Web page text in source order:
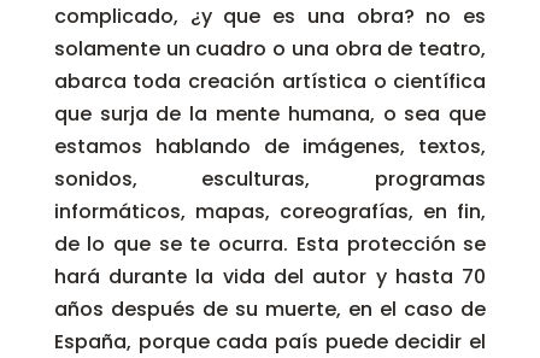
complicado, ¿y que es una obra? no es
solamente un cuadro o una obra de teatro,
abarca toda creación artística o científica
que surja de la mente humana, o sea que
estamos hablando de imágenes, textos,
sonidos, esculturas, programas
informáticos, mapas, coreografías, en fin,
de lo que se te ocurra. Esta protección se
hará durante la vida del autor y hasta 70
años después de su muerte, en el caso de
España, porque cada país puede decidir el